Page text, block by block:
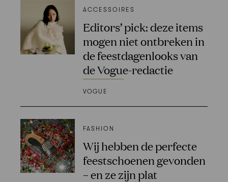
ACCESSOIRES
Editors’ pick: deze items
mogen niet ontbreken in
de feestdagenlooks van
de Vogue-redactie
VOGUE
FASHION
Wij hebben de perfecte
feestschoenen gevonden
– en ze zijn plat